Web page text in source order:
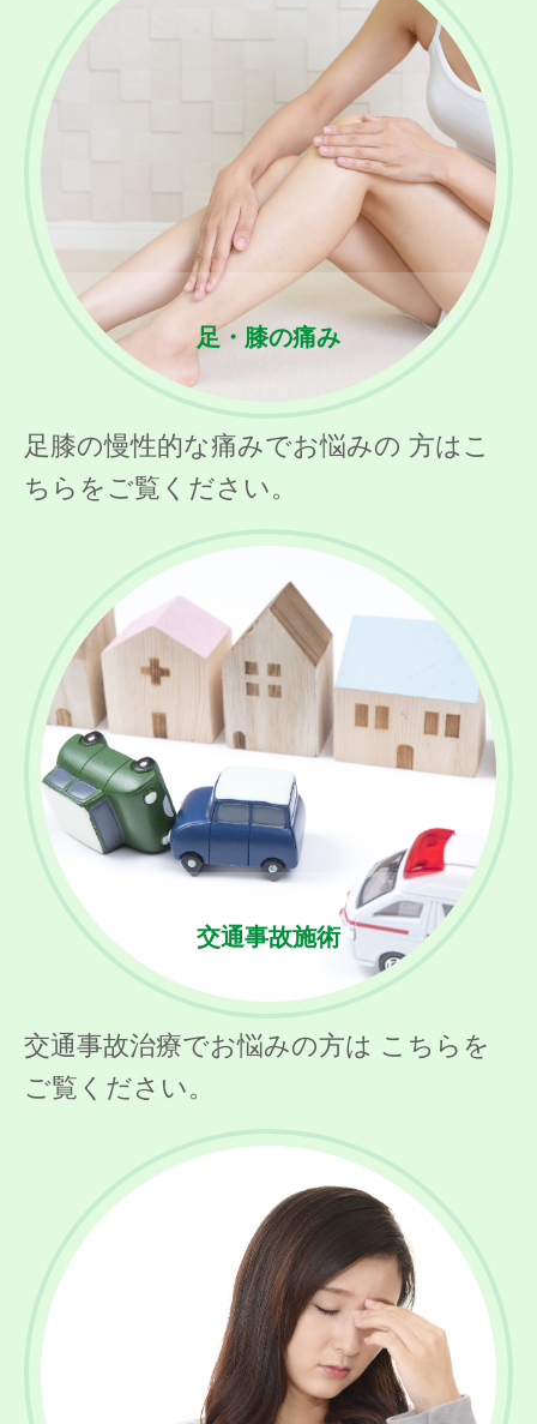
足・膝の痛み
足膝の慢性的な痛みでお悩みの 方はこ
ちらをご覧ください。
交通事故施術
交通事故治療でお悩みの方は こちらを
ご覧ください。